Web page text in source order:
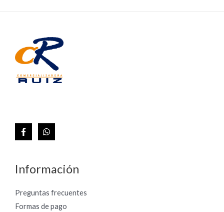
Información
Preguntas frecuentes
Formas de pago